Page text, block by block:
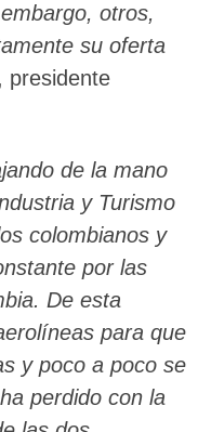
otros,
su oferta
presidente
de la mano
y Turismo
colombianos y
por las
De esta
para que
y poco a poco se
perdido con la